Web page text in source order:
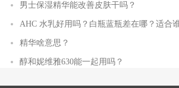
男士保湿精华能改善皮肤干吗？
AHC 水乳好用吗？白瓶蓝瓶差在哪？适合
精华啥意思？
醇和妮维雅630能一起用吗？